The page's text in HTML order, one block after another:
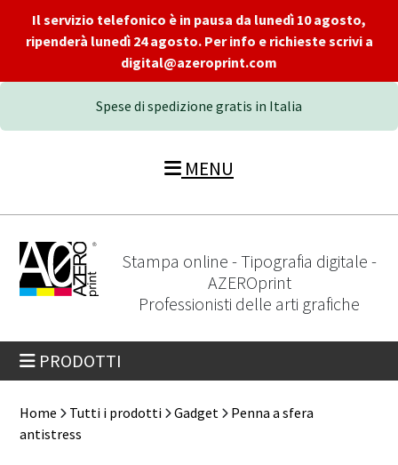
Il servizio telefonico è in pausa da lunedì 10 agosto,
ripenderà lunedì 24 agosto. Per info e richieste scrivi a
digital@azeroprint.com
Spese di spedizione gratis in Italia
MENU
Stampa online - Tipografia digitale -
AZEROprint
Professionisti delle arti grafiche
PRODOTTI
Home Tutti i prodotti Gadget
Penna a sfera
antistress